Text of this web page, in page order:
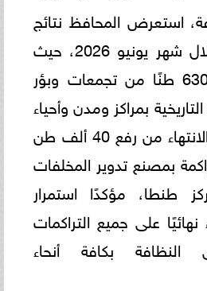
استعرض المحافظ نتائج
الأعمال المنفذة خلال شهر يونيو 2026، حيث
تم رفع 29 ألفًا و630 طنًا من تجمعات وبؤر
بمراكز ومدن وأحياء
المحافظة، كما تم الانتهاء من رفع 40 ألف طن
بمصنع تدوير المخلفات
طنطا، مؤكدًا استمرار
على جميع التراكمات
بكافة أنحاء